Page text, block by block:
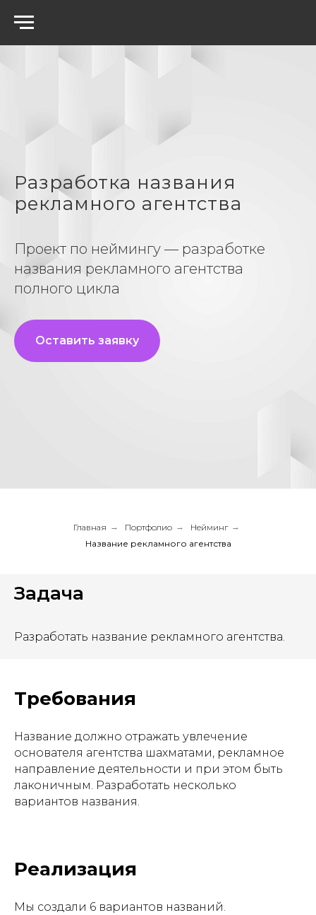
Разработка названия
рекламного агентства
Проект по неймингу — разработке
названия рекламного агентства
полного цикла
Оставить заявку
Главная → Портфолио → Нейминг →
Название рекламного агентства
Задача
Разработать название рекламного агентства.
Требования
Название должно отражать увлечение
основателя агентства шахматами, рекламное
направление деятельности и при этом быть
лаконичным. Разработать несколько
вариантов названия.
Реализация
Мы создали 6 вариантов названий.